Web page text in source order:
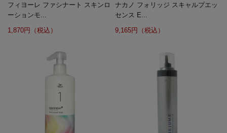
フィヨーレ ファシナート スキンロ
ーションモ...
1,870円（税込）
ナカノ フォリッジ スキャルプエッ
センス E...
9,165円（税込）